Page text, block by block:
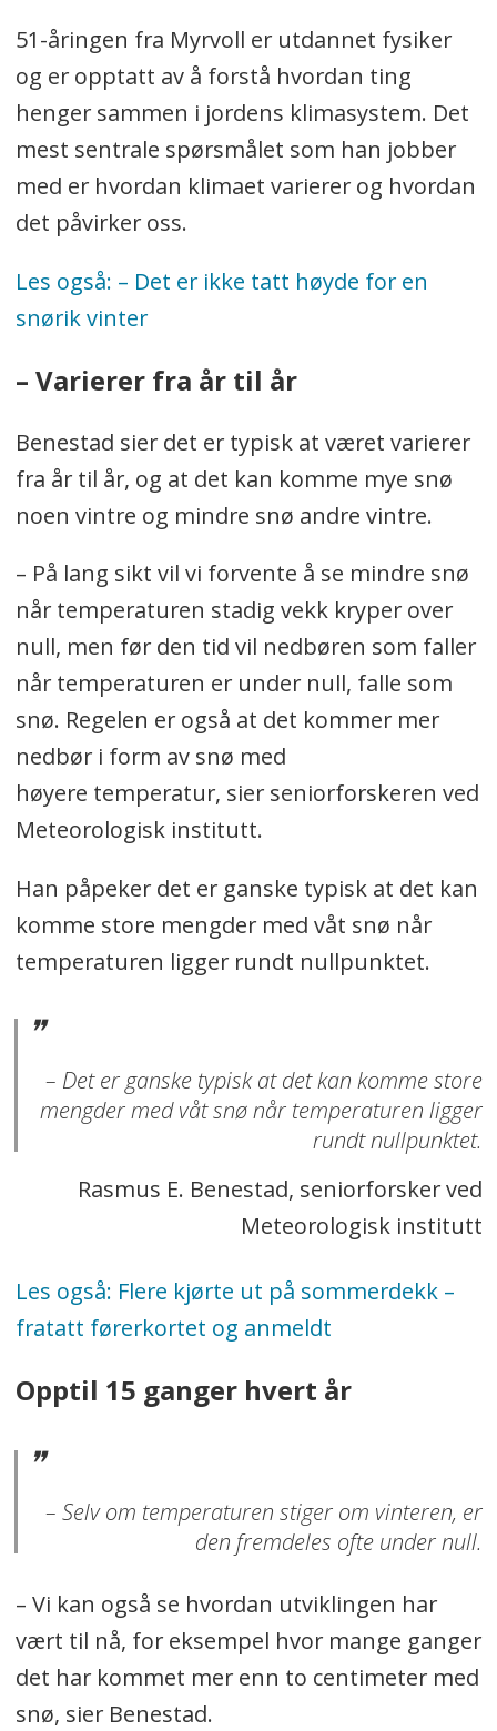
51-åringen fra Myrvoll er utdannet fysiker
og er opptatt av å forstå hvordan ting
henger sammen i jordens klimasystem. Det
mest sentrale spørsmålet som han jobber
med er hvordan klimaet varierer og hvordan
det påvirker oss.
Les også: – Det er ikke tatt høyde for en
snørik vinter
– Varierer fra år til år
Benestad sier det er typisk at været varierer
fra år til år, og at det kan komme mye snø
noen vintre og mindre snø andre vintre.
– På lang sikt vil vi forvente å se mindre snø
når temperaturen stadig vekk kryper over
null, men før den tid vil nedbøren som faller
når temperaturen er under null, falle som
snø. Regelen er også at det kommer mer
nedbør i form av snø med
høyere temperatur, sier seniorforskeren ved
Meteorologisk institutt.
Han påpeker det er ganske typisk at det kan
komme store mengder med våt snø når
temperaturen ligger rundt nullpunktet.
– Det er ganske typisk at det kan komme store
mengder med våt snø når temperaturen ligger
rundt nullpunktet.
Rasmus E. Benestad, seniorforsker ved
Meteorologisk institutt
Les også: Flere kjørte ut på sommerdekk –
fratatt førerkortet og anmeldt
Opptil 15 ganger hvert år
– Selv om temperaturen stiger om vinteren, er
den fremdeles ofte under null.
– Vi kan også se hvordan utviklingen har
vært til nå, for eksempel hvor mange ganger
det har kommet mer enn to centimeter med
snø, sier Benestad.